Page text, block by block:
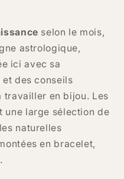
selon le mois,
astrologique,
ici avec sa
des conseils
travailler en bijou. Les
une large sélection de
naturelles
en bracelet,